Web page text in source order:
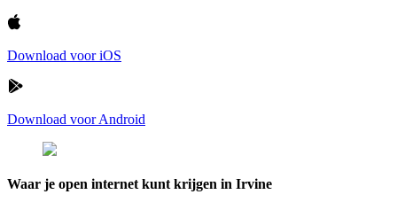
Download voor iOS
Download voor Android
Waar je open internet kunt krijgen in Irvine